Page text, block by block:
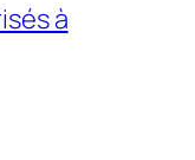
à